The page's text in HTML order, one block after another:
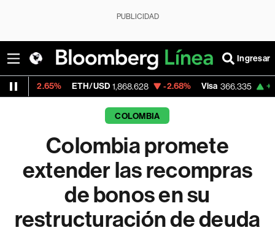
PUBLICIDAD
Ingresar
ETH/USD 1,868.628 -2.68% Visa 366.335 +0.02%
COLOMBIA
Colombia promete
extender las recompras
de bonos en su
restructuración de deuda